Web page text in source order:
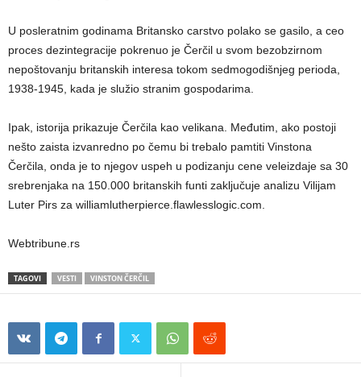
U posleratnim godinama Britansko carstvo polako se gasilo, a ceo
proces dezintegracije pokrenuo je Čerčil u svom bezobzirnom
nepoštovanju britanskih interesa tokom sedmogodišnjeg perioda,
1938-1945, kada je služio stranim gospodarima.
Ipak, istorija prikazuje Čerčila kao velikana. Međutim, ako postoji
nešto zaista izvanredno po čemu bi trebalo pamtiti Vinstona
Čerčila, onda je to njegov uspeh u podizanju cene veleizdaje sa 30
srebrenjaka na 150.000 britanskih funti zaključuje analizu Vilijam
Luter Pirs za williamlutherpierce.flawlesslogic.com.
Webtribune.rs
TAGOVI VESTI VINSTON ČERČIL